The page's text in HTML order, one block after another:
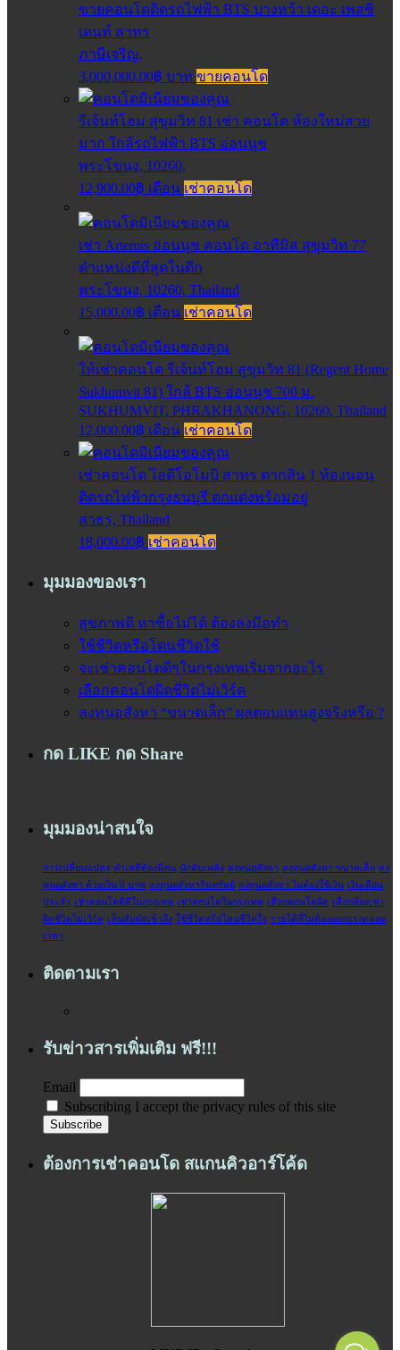
ขายคอนโดติดรถไฟฟ้า BTS บางหว้า เดอะ เพสซิ
เดนท์ สาทร
ภาษีเจริญ,
3,000,000.00฿ บาท ขายคอนโด
รีเจ้นท์โฮม สุขุมวิท 81 เช่า คอนโด ห้องใหม่สวย
มาก ใกล้รถไฟฟ้า BTS อ่อนนุช
พระโขนง, 10260,
12,900.00฿ เดือน เช่าคอนโด
เช่า Artemis อ่อนนุช คอนโด อาทีมิส สุขุมวิท 77
ตำแหน่งดีที่สุดในตึก
พระโขนง, 10260, Thailand
15,000.00฿ เดือน เช่าคอนโด
ให้เช่าคอนโด รีเจ้นท์โฮม สุขุมวิท 81 (Regent Home
Sukhumvit 81) ใกล้ BTS อ่อนนุช 700 ม.
SUKHUMVIT, PHRAKHANONG, 10260, Thailand
12,000.00฿ เดือน เช่าคอนโด
เช่าคอนโด ไอดีโอโมบิ สาทร ตากสิน 1 ห้องนอน
ติดรถไฟฟ้ากรุงธนบุรี ตกแต่งพร้อมอยู่
สาธร, Thailand
18,000.00฿ เช่าคอนโด
มุมมองของเรา
สุขภาพดี หาซื้อไม่ได้ ต้องลงมือทำ
ใช้ชีวิตหรือโดนชีวิตใช้
จะเช่าคอนโดดีๆในกรุงเทพเริ่มจากอะไร
เลือกคอนโดผิดชีวิตไม่เวิร์ค
ลงทุนอสังหา “ขนาดเล็ก” ผลตอบแทนสูงจริงหรือ ?
กด LIKE กด Share
มุมมองน่าสนใจ
การเปลี่ยนแปลง ทำเลดีต้องมีคน นักดับเพลิง ลงทุนอสังหา ลงทุนอสังหา ขนาดเล็ก ลง
ทุนอสังหา ด้วยเงิน 0 บาท ลงทุนอสังหาริมทรัพย์ ลงทุนอสังหา ไม่ต้องใช้เงิน เงินเดือน
ประจำ‬ เช่าคอนโดดีดีในกรุงเทพ เช่าคอนโดในกรุงเทพ เลือกคอนโดผิด เลือกห้องเช่า
ผิดชีวิตไม่เวิร์ค เห็นสัมผัสเข้าถึง ใช้ชีวิตหรือโดนชีวิตใจ ‎รายได้ที่ไม่ต้องออกแรงตลอด
เวลา‬
ติดตามเรา
รับข่าวสารเพิ่มเติม ฟรี!!!
Email
Subscribing I accept the privacy rules of this site
ต้องการเช่าคอนโด สแกนคิวอาร์โค้ด